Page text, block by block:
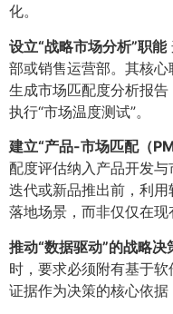
化。
设立“战略市场分析”职能
部或销售运营部。其核
生成市场匹配度分析报
执行“市场温度测试”。
建立“产品-市场匹配（
配度评估纳入产品开发
迭代或新品推出前，利
落地场景，而非仅仅在现
推动“数据驱动”的战略决
时，要求必须附有基于
证据作为决策的核心依据